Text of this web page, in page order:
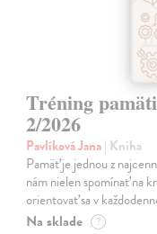
Tréning
2/2026
Pavlíková Jana| Kniha
Pamäť je jednou z
nám nielen spomínať na
orientovať sa v
Na sklade ?